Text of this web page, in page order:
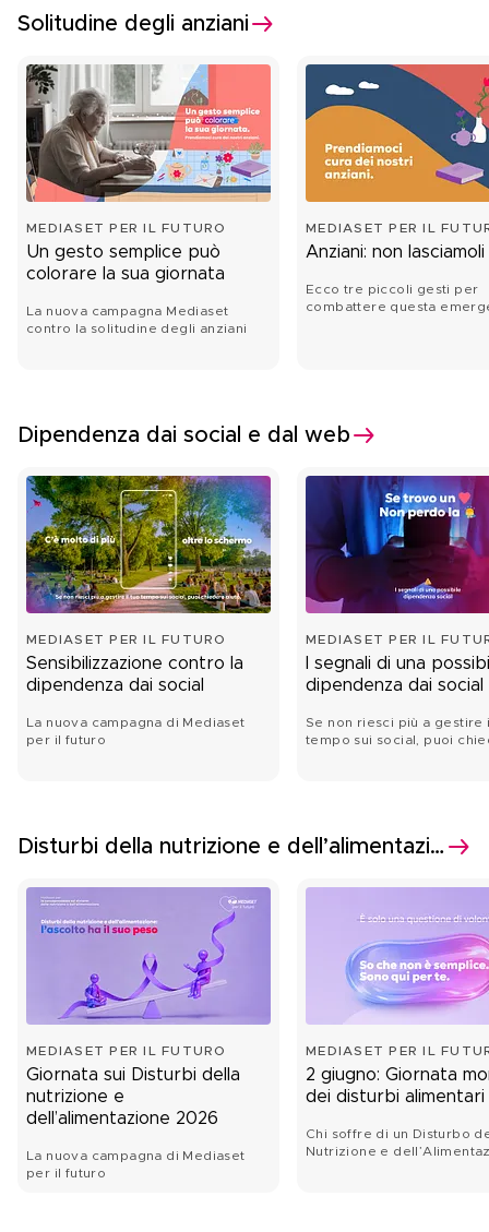
Solitudine degli anziani
MEDIASET PER IL FUTURO
Un gesto semplice può
colorare la sua giornata
La nuova campagna Mediaset
contro la solitudine degli anziani
MEDIASET PER IL
Anziani: non lasciamoli
Ecco tre piccoli gesti per
combattere questa
Dipendenza dai social e dal web
MEDIASET PER IL FUTURO
Sensibilizzazione contro la
dipendenza dai social
La nuova campagna di Mediaset
per il futuro
MEDIASET PER IL
I segnali di una
dipendenza dai social
Se non riesci più a gestire
tempo sui social, puoi
Disturbi della nutrizione e dell’alimentazione
MEDIASET PER IL FUTURO
Giornata sui Disturbi della
nutrizione e
dell’alimentazione 2026
La nuova campagna di Mediaset
per il futuro
MEDIASET PER IL
2 giugno: Giornata
dei disturbi alimentari
Chi soffre di un Disturbo
Nutrizione e